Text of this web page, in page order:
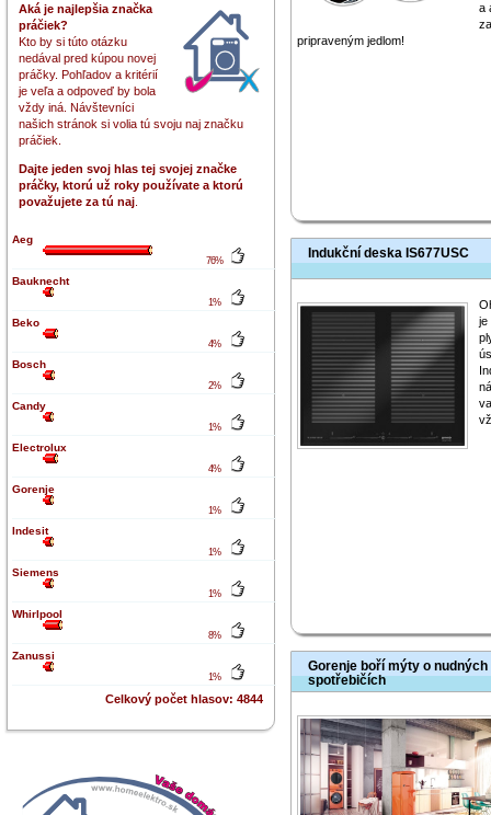
Aká je najlepšia značka
práčiek?
Kto by si túto otázku
nedával pred kúpou novej
práčky. Pohľadov a kritérií
je veľa a odpoveď by bola
vždy iná. Návštevníci
našich stránok si volia tú svoju naj značku
práčiek.
Dajte jeden svoj hlas tej svojej značke
práčky, ktorú už roky používate a ktorú
považujete za tú naj
Aeg
76%
Bauknecht
1%
Beko
4%
Bosch
2%
Candy
1%
Electrolux
4%
Gorenje
1%
Indesit
1%
Siemens
1%
Whirlpool
8%
Zanussi
1%
Celkový počet hlasov: 4844
a
pripraveným jedlom!
Indukční deska IS677USC
je
Gorenje boří mýty o
spotřebičích